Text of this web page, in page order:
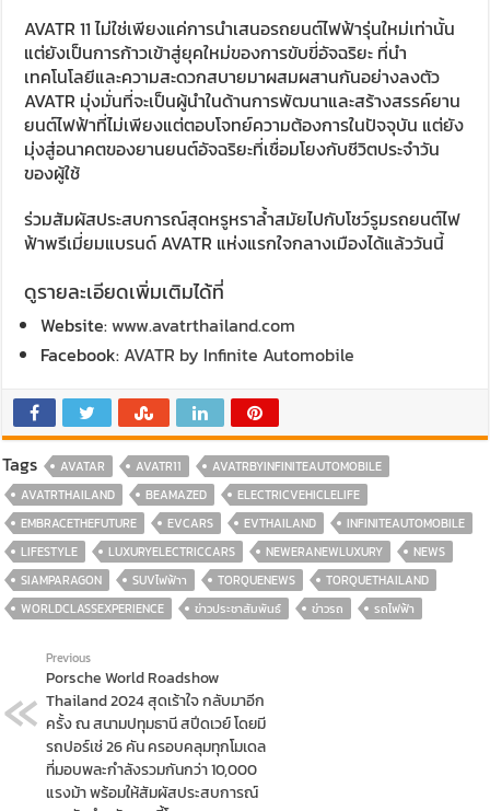
AVATR 11 ไม่ใช่เพียงแค่การนำเสนอรถยนต์ไฟฟ้ารุ่นใหม่เท่านั้น
แต่ยังเป็นการก้าวเข้าสู่ยุคใหม่ของการขับขี่อัจฉริยะ ที่นำ
เทคโนโลยีและความสะดวกสบายมาผสมผสานกันอย่างลงตัว
AVATR มุ่งมั่นที่จะเป็นผู้นำในด้านการพัฒนาและสร้างสรรค์ยาน
ยนต์ไฟฟ้าที่ไม่เพียงแต่ตอบโจทย์ความต้องการในปัจจุบัน แต่ยัง
มุ่งสู่อนาคตของยานยนต์อัจฉริยะที่เชื่อมโยงกับชีวิตประจำวัน
ของผู้ใช้
ร่วมสัมผัสประสบการณ์สุดหรูหราล้ำสมัยไปกับโชว์รูมรถยนต์ไฟ
ฟ้าพรีเมี่ยมแบรนด์ AVATR แห่งแรกใจกลางเมืองได้แล้ววันนี้
ดูรายละเอียดเพิ่มเติมได้ที่
Website:www.avatrthailand.com
Facebook: AVATR by Infinite Automobile
Tags AVATAR AVATR11
AVATRBYINFINITEAUTOMOBILE
AVATRTHAILAND
BEAMAZED
ELECTRICVEHICLELIFE
EMBRACETHEFUTURE
EVCARS EVTHAILAND
INFINITEAUTOMOBILE
LIFESTYLE
LUXURYELECTRICCARS NEWERANEWLUXURY
NEWS
SIAMPARAGON
SUVไฟฟ้าา TORQUENEWS
TORQUETHAILAND
WORLDCLASSEXPERIENCE
ข่าวประชาสัมพันธ์ ข่าวรถ รถไฟฟ้า
Previous
Porsche World Roadshow
Thailand 2024 สุดเร้าใจ กลับมาอีก
ครั้ง ณ สนามปทุมธานี สปีดเวย์ โดยมี
รถปอร์เช่ 26 คัน ครอบคลุมทุกโมเดล
ที่มอบพละกำลังรวมกันกว่า 10,000
แรงม้า พร้อมให้สัมผัสประสบการณ์